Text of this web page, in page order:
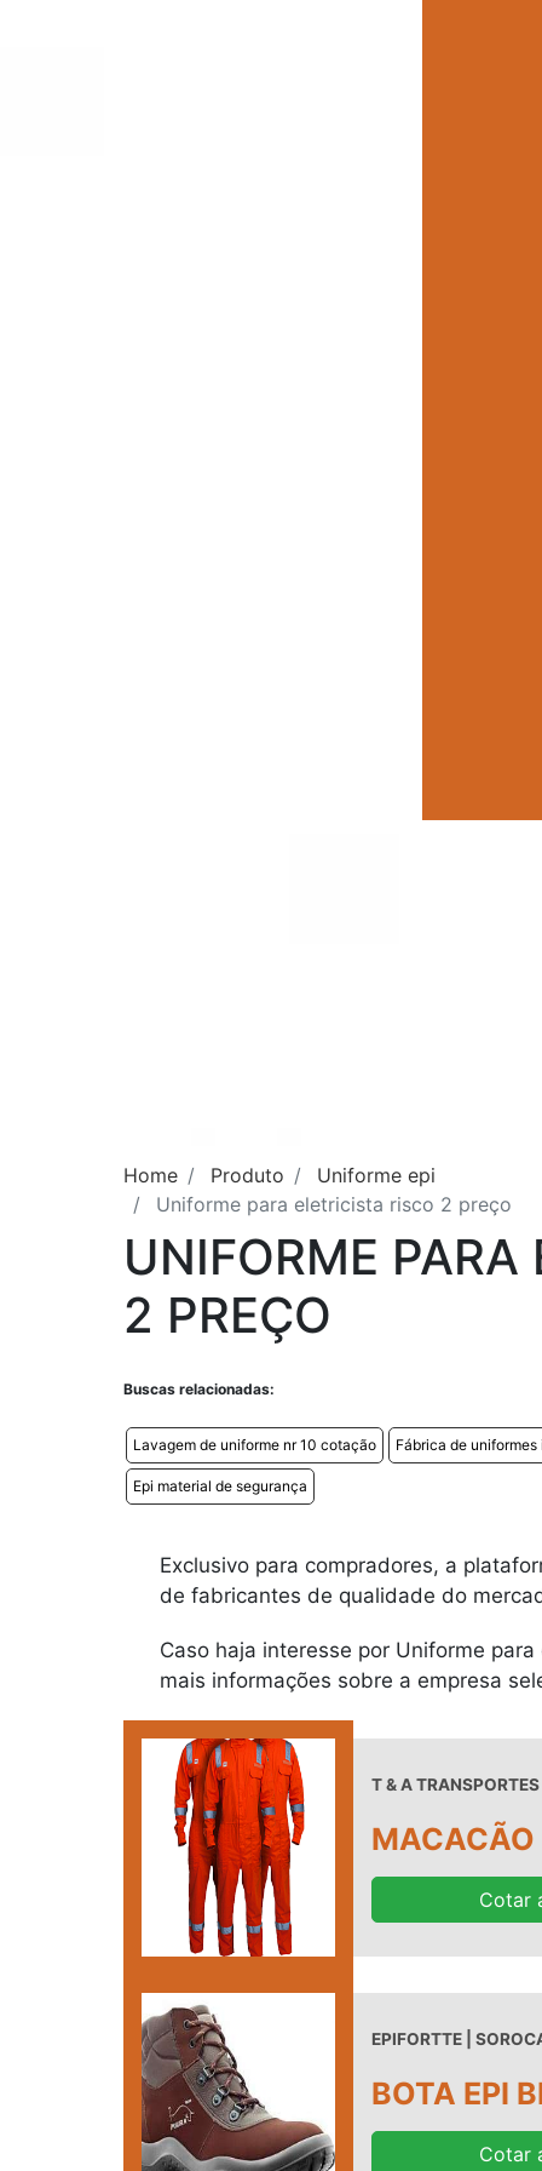
Home Produto
Uniforme epi
Uniforme para eletricista risco 2 preço
UNIFORME PARA
2 PREÇO
Buscas relacionadas:
Lavagem de uniforme nr 10 cotação Fábrica de
Epi material de segurança
Exclusivo para compradores, a
de fabricantes de qualidade do
Caso haja interesse por Uniforme
mais informações sobre a empresa
T & A
MACACÃO
Cotar
EPIFORTTE |
BOTA EPI
Cotar